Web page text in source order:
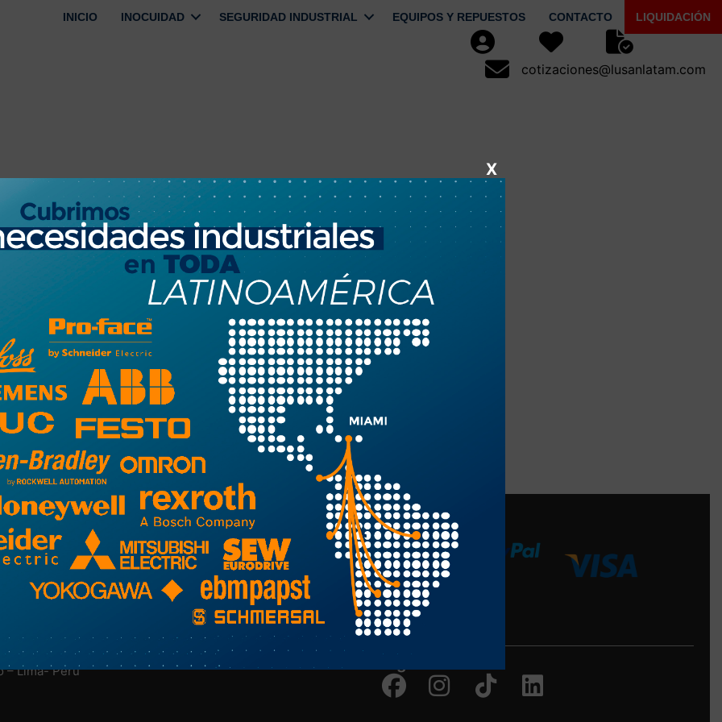
INICIO INOCUIDAD SEGURIDAD INDUSTRIAL EQUIPOS Y REPUESTOS CONTACTO LIQUIDACIÓN
Usuario Favoritos
Seguimiento de
cotizaciones@lusanlatam.com
cotizaciones@lusanlatam.com
NUESTRA EMPRESA
Nosotros
Más Información Aquí
Medios de Pago
– Lima- Perú
FacebookInstagramTiktok Linkedin
X